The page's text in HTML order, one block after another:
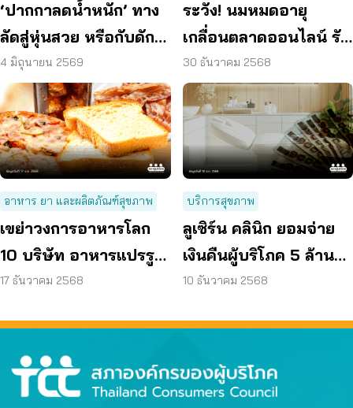
‘ปากกาลดน้ำหนัก’ ทาง
ลัดสู่หุ่นสวย หรือกับดัก
อันตราย?
4 มิถุนายน 2569
ระวัง! นมหมดอายุ
เกลื่อนตลาดออนไลน์ รับ
มา 1 บาท ขาย 10 บาท
30 ธันวาคม 2568
อาหาร ยา และผลิตภัณฑ์สุขภาพ
เขย่าวงการอาหารโลก
10 บริษัท อาหารแปรรูป
ขั้นสูง โดนฟ้องฐานสร้าง
17 ธันวาคม 2568
บริการสุขภาพ
ลูเซิร์น คลินิก ยอมจ่าย
เงินคืนผู้บริโภค 5 ล้าน
บาท
10 ธันวาคม 2568